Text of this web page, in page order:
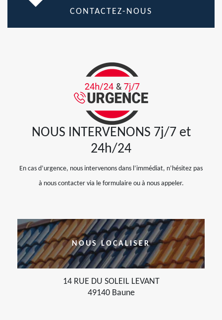
CONTACTEZ-NOUS
NOUS INTERVENONS 7j/7 et
24h/24
En cas d’urgence, nous intervenons dans l’immédiat, n’hésitez pas
à nous contacter via le formulaire ou à nous appeler.
NOUS LOCALISER
14 RUE DU SOLEIL LEVANT
49140 Baune